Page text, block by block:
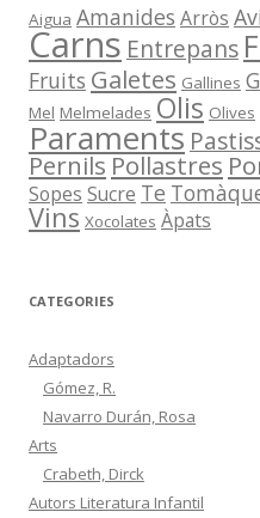
Aigua Amanides Arròs
Carns Entrepans
Fruits Galetes Gallines
Mel Melmelades Olis Olives
Paraments
PernilsPollastres
Sopes Sucre Te
Vins Xocolates Àpats
CATEGORIES
Adaptadors
Gómez, R.
Navarro Durán, Rosa
Arts
Crabeth, Dirck
Autors Literatura Infantil